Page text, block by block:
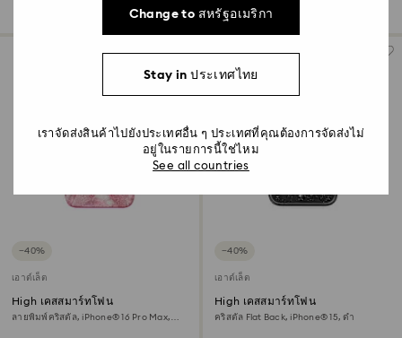
4 - ผลลัพธ์จากการค้นหา
ตัวกรอง
ตัว
−40%
เอาต์เล็ต
High เคสสมาร์ทโฟน
ลายพิมพ์คริสตัล, iPhone® 16 Pro Max,
−40%
เอาต์เล็ต
High เคสสมาร์ทโฟน
คริสตัล Flat Back, iPhone® 15, ดำ
Change to สหรัฐอเมริกา
Stay in ประเทศไทย
เราจัดส่งสินค้าไปยังประเทศอื่น ๆ ประเทศที่คุณต้องการจัดส่งไม่
อยู่ในรายการนี้ใช่ไหม
See all countries